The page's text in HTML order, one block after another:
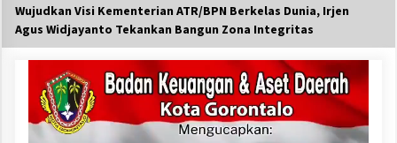
Wujudkan Visi Kementerian ATR/BPN Berkelas Dunia, Irjen
Agus Widjayanto Tekankan Bangun Zona Integritas